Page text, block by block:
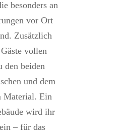
besonders an
vor Ort
Zusätzlich
vollen
den beiden
und dem
Material. Ein
wird ihr
– für das